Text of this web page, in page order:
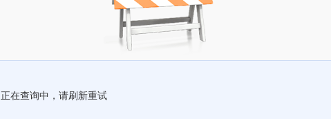
正在查询中，请刷新重试